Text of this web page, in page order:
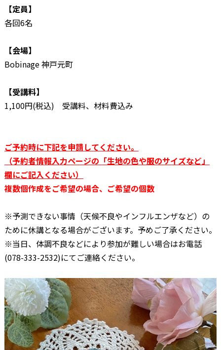
【定員】
各回6名
【会場】
Bobinage 神戸元町
【受講料】
1,100円(税込) 受講料、材料費込み
ご予約時に下記を申請してください。
（予約者情報入力ページの「生地の色や服のサイズなど」
欄にご記入ください）
複数個作成をご希望の場合、ご希望の個数
※予測できない事情（天候不良やインフルエンザなど）の
ために休講となる場合がございます。予めご了承ください。
※当日、体調不良などにより参加が難しい場合はお電話
(078-333-2532)にてご連絡ください。